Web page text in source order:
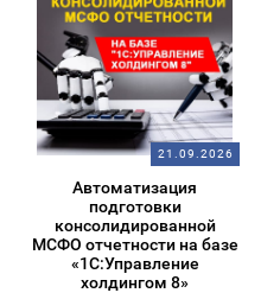
21.09.2026
Автоматизация
подготовки
консолидированной
МСФО отчетности на базе
«1С:Управление
холдингом 8»